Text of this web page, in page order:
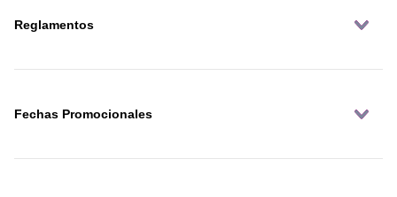
Reglamentos
Fechas Promocionales